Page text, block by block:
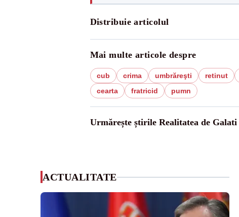
Distribuie articolul
Mai multe articole despre
cub crima umbrăreşti retinut
cearta
fratricid pumn
Urmărește știrile Realitatea de Galati
ACTUALITATE